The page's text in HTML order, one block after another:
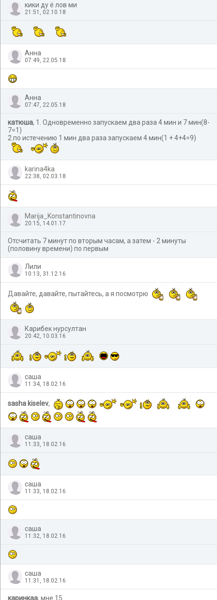
кики ду ё лов ми
21:51, 02.10.18
Анна
07:49, 22.05.18
Анна
07:47, 22.05.18
катюша, 1. Одновременно запускаем два раза 4 мин и 7 мин(8-
7=1)
2.по истечению 1 мин два раза запускаем 4 мин(1 + 4+4=9)
karina4ka
22:38, 02.03.18
Marija_Konstantinovna
20:15, 14.01.17
Отсчитать 7 минут по вторым часам, а затем - 2 минуты
(половину времени) по первым
Лили
10:13, 31.12.16
Давайте, давайте, пытайтесь, а я посмотрю
Карибек нурсултан
20:42, 10.03.16
саша
11:34, 18.02.16
sasha kiselev,
саша
11:33, 18.02.16
саша
11:33, 18.02.16
саша
11:32, 18.02.16
саша
11:31, 18.02.16
каринкаа, мне 15